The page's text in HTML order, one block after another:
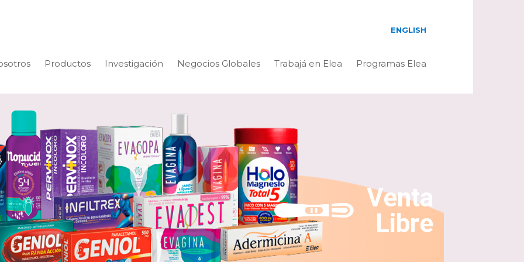
Productos Investigación Negocios Globales Trabajá en Elea Programas Elea
ENGLISH
Venta
Libre